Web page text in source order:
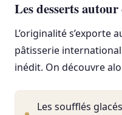
Les desserts
L’originalité s’exporte
pâtisserie
inédit. On découvre
Les soufflés